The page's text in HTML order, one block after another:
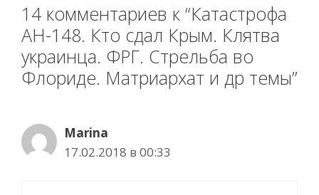
14 комментариев к “Катастрофа
АН-148. Кто сдал Крым. Клятва
украинца. ФРГ. Стрельба во
Флориде. Матриархат и др темы”
Marina
17.02.2018 в 00:33